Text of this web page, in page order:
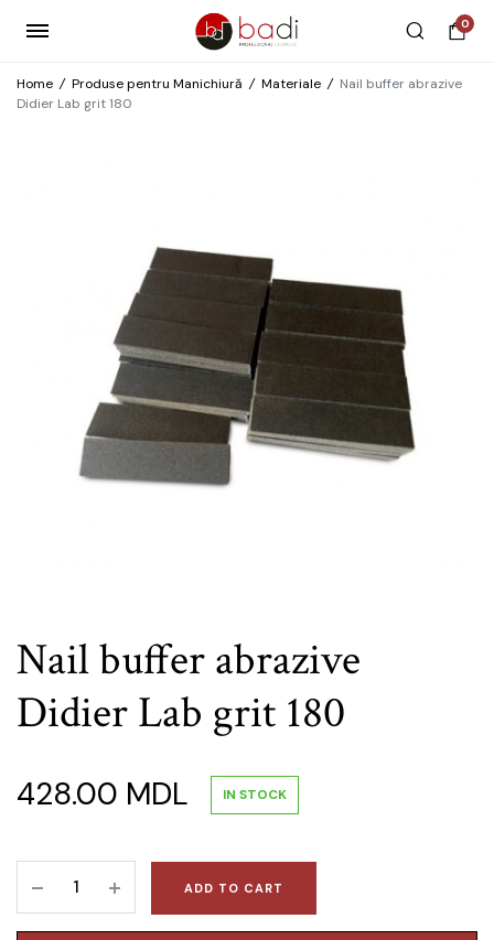
0
Home / Produse pentru Manichiură / Materiale / Nail buffer abrazive
Didier Lab grit 180
Nail buffer abrazive
Didier Lab grit 180
428.00 MDL IN STOCK
buffer
abrazive
ADD TO CART